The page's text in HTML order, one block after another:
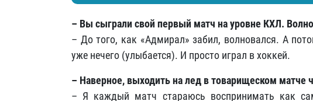
– Вы сыграли свой первый матч на уровне КХЛ.
– До того, как «Адмирал» забил, волновался. А
уже нечего (улыбается). И просто играл в хоккей.
– Наверное, выходить на лед в товарищеском матче
– Я каждый матч стараюсь воспринимать как